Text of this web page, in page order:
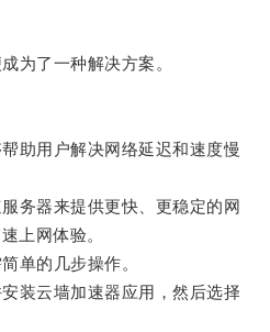
了一种解决方案。
用户解决网络延迟和速度慢
器来提供更快、更稳定的网
上网体验。
的几步操作。
云墙加速器应用，然后选择